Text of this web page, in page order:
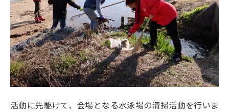
活動に先駆けて、会場となる水泳場の清掃活動を行いま